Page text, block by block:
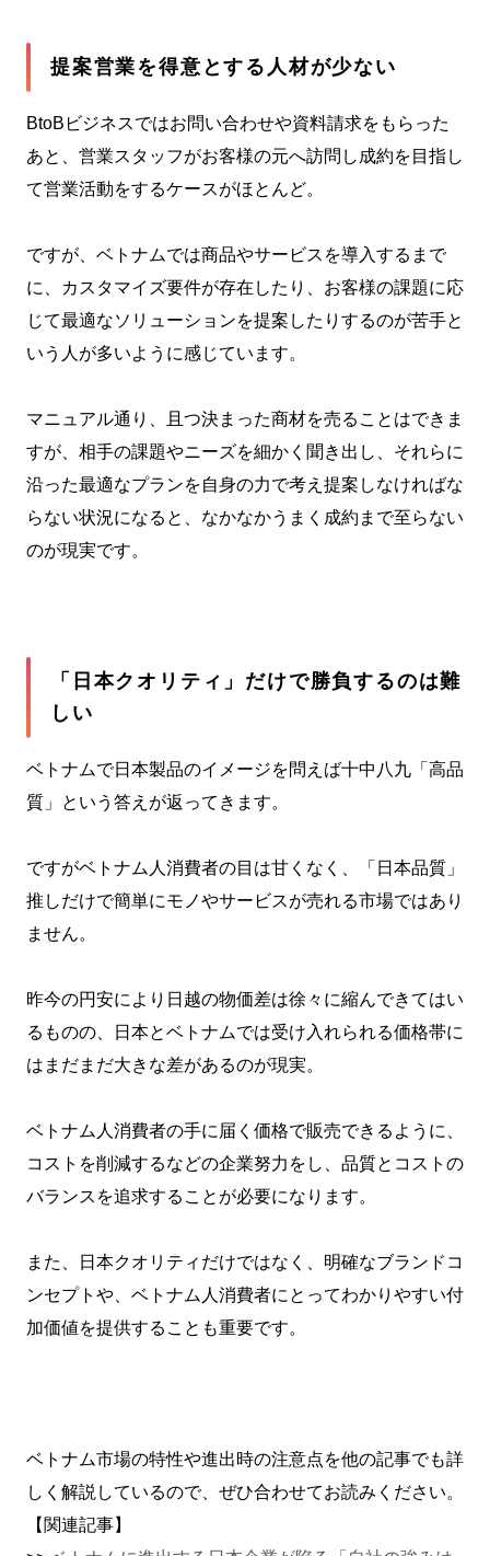
提案営業を得意とする人材が少ない
BtoBビジネスではお問い合わせや資料請求をもらった
あと、営業スタッフがお客様の元へ訪問し成約を目指し
て営業活動をするケースがほとんど。
ですが、ベトナムでは商品やサービスを導入するまで
に、カスタマイズ要件が存在したり、お客様の課題に応
じて最適なソリューションを提案したりするのが苦手と
いう人が多いように感じています。
マニュアル通り、且つ決まった商材を売ることはできま
すが、相手の課題やニーズを細かく聞き出し、それらに
沿った最適なプランを自身の力で考え提案しなければな
らない状況になると、なかなかうまく成約まで至らない
のが現実です。
「日本クオリティ」だけで勝負するのは難
しい
ベトナムで日本製品のイメージを問えば十中八九「高品
質」という答えが返ってきます。
ですがベトナム人消費者の目は甘くなく、「日本品質」
推しだけで簡単にモノやサービスが売れる市場ではあり
ません。
昨今の円安により日越の物価差は徐々に縮んできてはい
るものの、日本とベトナムでは受け入れられる価格帯に
はまだまだ大きな差があるのが現実。
ベトナム人消費者の手に届く価格で販売できるように、
コストを削減するなどの企業努力をし、品質とコストの
バランスを追求することが必要になります。
また、日本クオリティだけではなく、明確なブランドコ
ンセプトや、ベトナム人消費者にとってわかりやすい付
加価値を提供することも重要です。
ベトナム市場の特性や進出時の注意点を他の記事でも詳
しく解説しているので、ぜひ合わせてお読みください。
【関連記事】